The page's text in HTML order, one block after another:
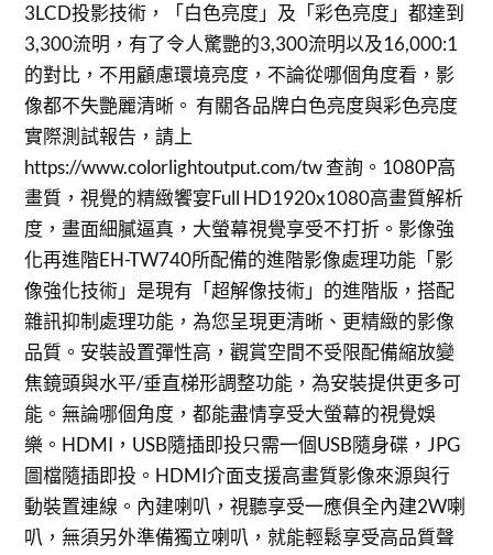
3LCD投影技術，「白色亮度」及「彩色亮度」都達到
3,300流明，有了令人驚艷的3,300流明以及16,000:1
的對比，不用顧慮環境亮度，不論從哪個角度看，影
像都不失艷麗清晰。 有關各品牌白色亮度與彩色亮度
實際測試報告，請上
https://www.colorlightoutput.com/tw 查詢。1080P高
畫質，視覺的精緻饗宴Full HD1920x1080高畫質解析
度，畫面細膩逼真，大螢幕視覺享受不打折。影像強
化再進階EH-TW740所配備的進階影像處理功能「影
像強化技術」是現有「超解像技術」的進階版，搭配
雜訊抑制處理功能，為您呈現更清晰、更精緻的影像
品質。安裝設置彈性高，觀賞空間不受限配備縮放變
焦鏡頭與水平/垂直梯形調整功能，為安裝提供更多可
能。無論哪個角度，都能盡情享受大螢幕的視覺娛
樂。HDMI，USB隨插即投只需一個USB隨身碟，JPG
圖檔隨插即投。HDMI介面支援高畫質影像來源與行
動裝置連線。內建喇叭，視聽享受一應俱全內建2W喇
叭，無須另外準備獨立喇叭，就能輕鬆享受高品質聲